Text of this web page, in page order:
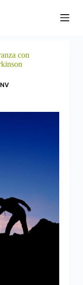
con
NV